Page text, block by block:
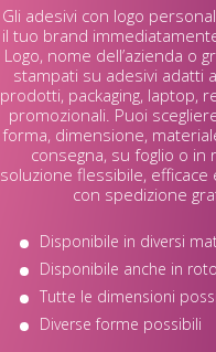
Gli adesivi con logo
il tuo brand
Logo, nome dell’azienda o
stampati su adesivi adatti
prodotti, packaging, laptop,
promozionali. Puoi
forma, dimensione,
consegna, su foglio o in
soluzione flessibile, efficace
con spedizione
Disponibile in diversi
Disponibile anche in
Tutte le dimensioni
Diverse forme possibili